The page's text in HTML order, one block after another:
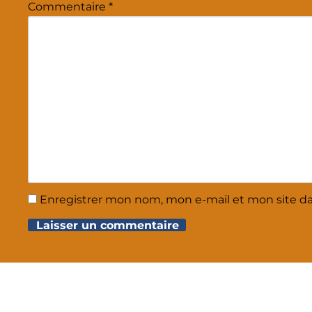
Commentaire *
Enregistrer mon nom, mon e-mail et mon site